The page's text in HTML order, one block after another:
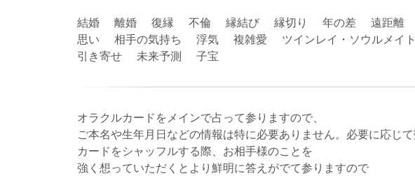
結婚 離婚 復縁 不倫 縁結び 縁切り 年の差 遠距離
思い 相手の気持ち 浮気 複雑愛 ツインレイ・ソウルメ
引き寄せ 未来予測 子宝
オラクルカードをメインで占って参りますので、
ご本名や生年月日などの情報は特に必要ありません。必要に応じ
カードをシャッフルする際、お相手様のことを
強く想っていただくとより鮮明に答えがでて参りますので